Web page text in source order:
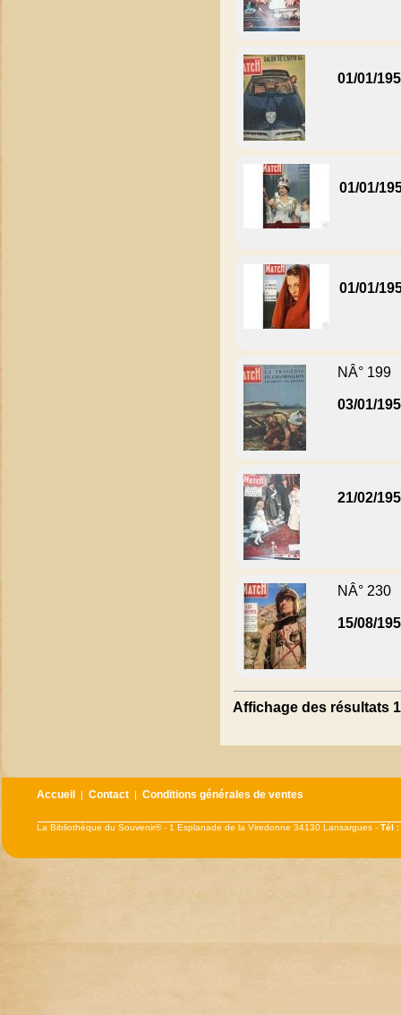
01/01/
01/01/
01/01/
NÂ° 199
03/01/
21/02/
NÂ° 230
15/08/
Affichage des résultats
Accueil |Contact |Conditions générales de ventes
La Bibliothèque du Souvenir® - 1 Esplanade de la Viredonne 34130 Lansargues -Tél